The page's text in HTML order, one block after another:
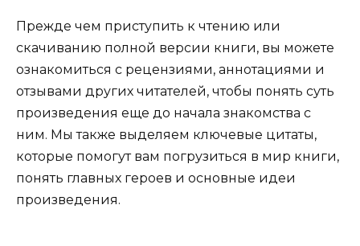
Прежде чем приступить к чтению или
скачиванию полной версии книги, вы можете
ознакомиться с рецензиями, аннотациями и
отзывами других читателей, чтобы понять суть
произведения еще до начала знакомства с
ним. Мы также выделяем ключевые цитаты,
которые помогут вам погрузиться в мир книги,
понять главных героев и основные идеи
произведения.